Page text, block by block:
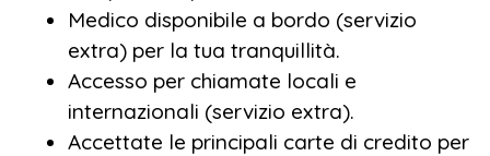
Medico disponibile a bordo (servizio
extra) per la tua tranquillità.
Accesso per chiamate locali e
internazionali (servizio extra).
Accettate le principali carte di credito per